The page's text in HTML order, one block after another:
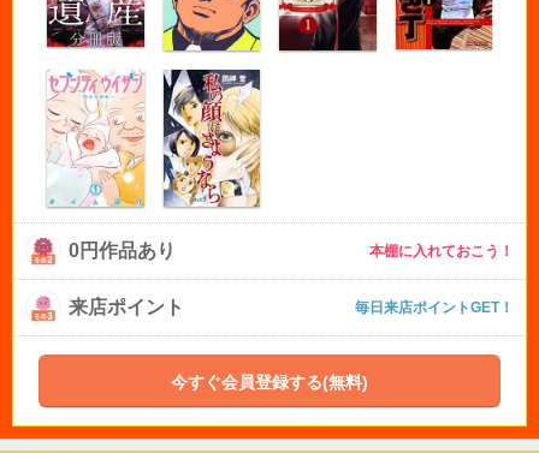
0円作品あり 本棚に入れておこう！
来店ポイント 毎日来店ポイントGET！
今すぐ会員登録する(無料)